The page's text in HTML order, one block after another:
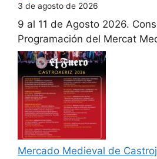
3 de agosto de 2026
9 al 11 de Agosto 2026.
Programación del Mercat
Mercado Medieval de